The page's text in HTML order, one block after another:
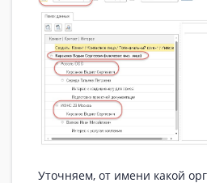
Уточняем, от имени какой